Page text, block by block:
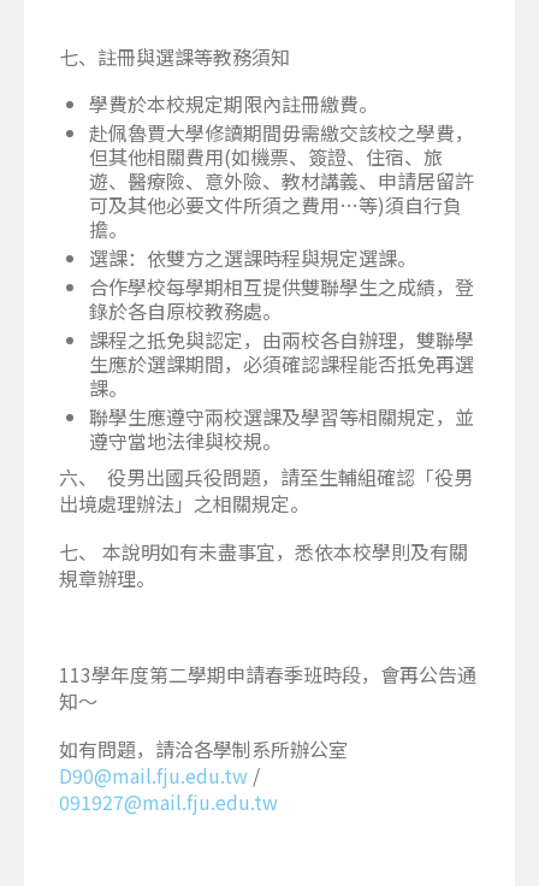
七、註冊與選課等教務須知
學費於本校規定期限內註冊繳費。
赴佩魯賈大學修讀期間毋需繳交該校之學費，
但其他相關費用(如機票、簽證、住宿、旅
遊、醫療險、意外險、教材講義、申請居留許
可及其他必要文件所須之費用…等)須自行負
擔。
選課：依雙方之選課時程與規定選課。
合作學校每學期相互提供雙聯學生之成績，登
錄於各自原校教務處。
課程之抵免與認定，由兩校各自辦理，雙聯學
生應於選課期間，必須確認課程能否抵免再選
課。
聯學生應遵守兩校選課及學習等相關規定，並
遵守當地法律與校規。
六、 役男出國兵役問題，請至生輔組確認「役男
出境處理辦法」之相關規定。
七、 本說明如有未盡事宜，悉依本校學則及有關
規章辦理。
113學年度第二學期申請春季班時段，會再公告通
知～
如有問題，請洽各學制系所辦公室
/